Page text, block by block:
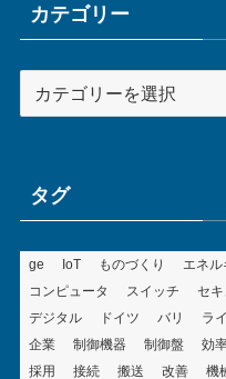
ブカテゴリー
テ
ータグ
ge IoT ものづくり エネル
コンピュータ
スイッチ セ
デジタル
ドイツ バリ ラ
企業
制御機器 制御盤 効
採用
接続 搬送 改善 機